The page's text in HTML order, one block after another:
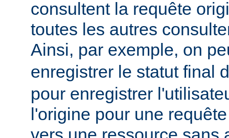
consultent la requête
toutes les autres
Ainsi, par exemple, on
enregistrer le statut final
pour enregistrer
l'origine pour une